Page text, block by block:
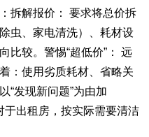
拆解报价： 要求将总价拆
虫、家电清洗）、耗材设
比较。警惕“超低价”： 远
：使用劣质耗材、省略关
“发现新问题”为由加
于出租房，按实际需要清洁